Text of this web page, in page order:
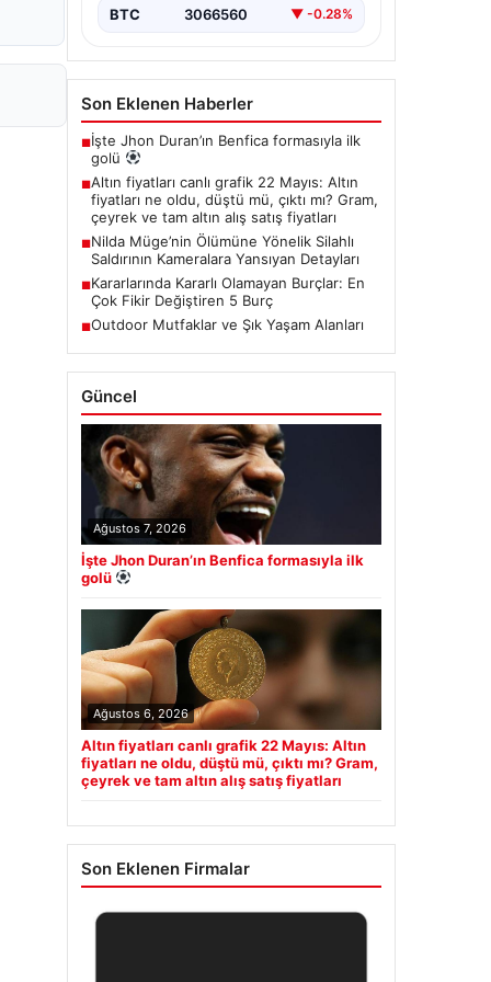
BTC 3066560 ▼ -0.28%
Son Eklenen Haberler
■İşte Jhon Duran’ın Benfica formasıyla ilk
golü
■Altın fiyatları canlı grafik 22 Mayıs: Altın
fiyatları ne oldu, düştü mü, çıktı mı? Gram,
çeyrek ve tam altın alış satış fiyatları
■Nilda Müge’nin Ölümüne Yönelik Silahlı
Saldırının Kameralara Yansıyan Detayları
■Kararlarında Kararlı Olamayan Burçlar: En
Çok Fikir Değiştiren 5 Burç
■Outdoor Mutfaklar ve Şık Yaşam Alanları
Güncel
Ağustos 7, 2026
İşte Jhon Duran’ın Benfica formasıyla ilk
golü
Ağustos 6, 2026
Altın fiyatları canlı grafik 22 Mayıs: Altın
fiyatları ne oldu, düştü mü, çıktı mı? Gram,
çeyrek ve tam altın alış satış fiyatları
Son Eklenen Firmalar